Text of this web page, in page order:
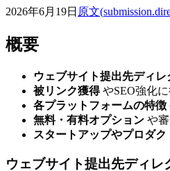
2026年6月19日 原文(
概要
ウェブサイト提出先ディレ
被リンク獲得やSEO強化
各プラットフォームの特徴
無料・有料オプション や
スタートアップやプロダク
ウェブサイト提出先ディレ